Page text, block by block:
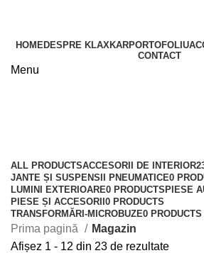
HOMEDESPRE KLAXKARPORTOFOLIU
CONTACT
Menu
ALL PRODUCTSACCESORII DE INTERIOR
JANTE ȘI SUSPENSII PNEUMATICE0
LUMINI EXTERIOARE0 PRODUCTS PIESE
PIESE ȘI ACCESORII 0 PRODUCTS
TRANSFORMĂRI-MICROBUZE0 PRODUCTS
Prima pagină
Magazin
Afișez 1 - 12 din 23 de rezultate